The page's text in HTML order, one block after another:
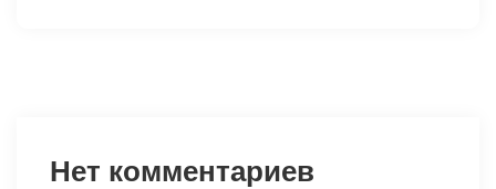
Нет комментариев